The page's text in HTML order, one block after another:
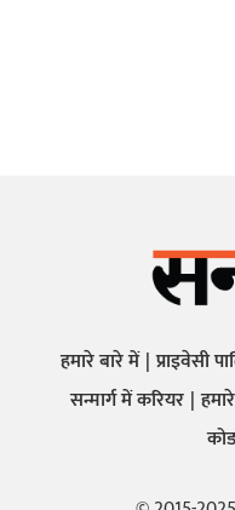
हमारे बारे में प्राइवेसी
सन्मार्ग में करियर